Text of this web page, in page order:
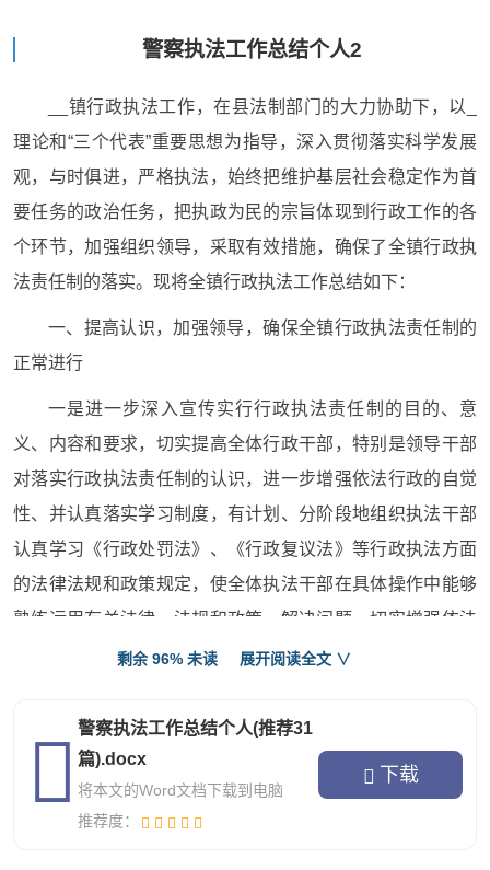
警察执法工作总结个人2
__镇行政执法工作，在县法制部门的大力协助下，以_
理论和“三个代表”重要思想为指导，深入贯彻落实科学发展
观，与时俱进，严格执法，始终把维护基层社会稳定作为首
要任务的政治任务，把执政为民的宗旨体现到行政工作的各
个环节，加强组织领导，采取有效措施，确保了全镇行政执
法责任制的落实。现将全镇行政执法工作总结如下：
一、提高认识，加强领导，确保全镇行政执法责任制的
正常进行
一是进一步深入宣传实行行政执法责任制的目的、意
义、内容和要求，切实提高全体行政干部，特别是领导干部
对落实行政执法责任制的认识，进一步增强依法行政的自觉
性、并认真落实学习制度，有计划、分阶段地组织执法干部
认真学习《行政处罚法》、《行政复议法》等行政执法方面
的法律法规和政策规定，使全体执法干部在具体操作中能够
熟练运用有关法律、法规和政策，解决问题，切实增强依法
行政的能力。同时，配合县司法局搞好行政执法干部岗前培
质。二是结合工作实际，强化政府责任，进一步健全完善全
镇行政执法责任制实施方案，梳理行政法规、分解执法任
务、明确执法主体、落实执法责任、确定考核目标。坚持做
到执法责任、监督机制和评议考核“三到位”，努力创建主体
剩余 96% 未读 展开阅读全文 ∨
警察执法工作总结个人(推荐31
篇).docx
将本文的Word文档下载到电脑
推荐度：
下载